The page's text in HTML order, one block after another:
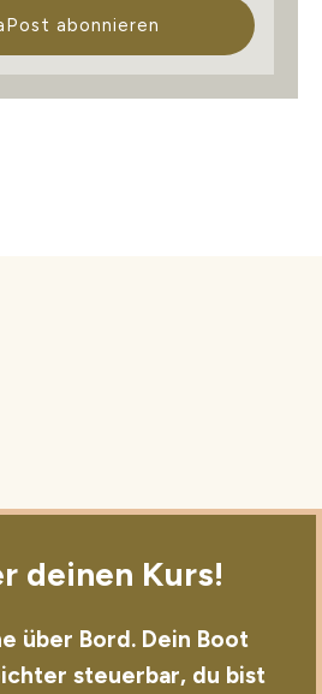
abonnieren
deinen Kurs!
über Bord. Dein Boot
steuerbar, du bist